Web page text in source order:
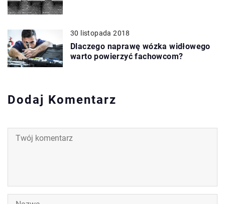
30 listopada 2018
Dlaczego naprawę wózka widłowego
warto powierzyć fachowcom?
Dodaj Komentarz